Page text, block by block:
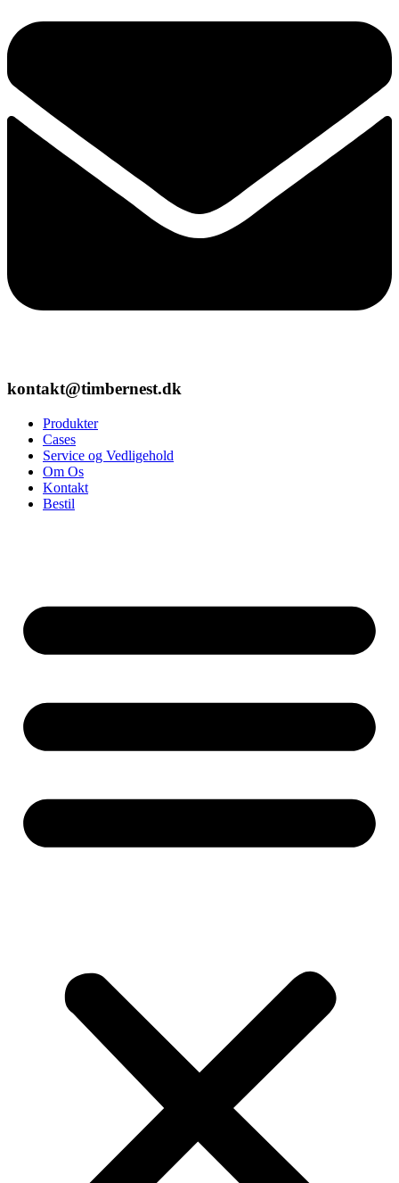
kontakt@timbernest.dk
Produkter
Cases
Service og Vedligehold
Om Os
Kontakt
Bestil